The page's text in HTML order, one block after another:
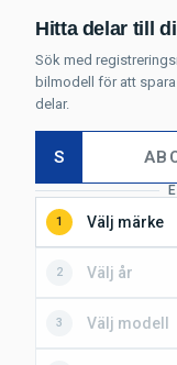
Hitta delar till
Sök med
bilmodell för att
delar.
S
1
2
3